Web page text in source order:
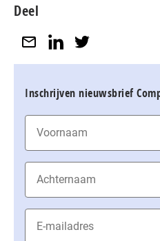
Deel
Inschrijven nieuwsbrief